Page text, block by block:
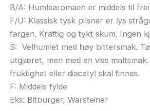
B/A: Humlearomaen er middels til
F/U: Klassisk tysk pilsner er lys
fargen. Kraftig og tykt skum. Ingen
S: Velhumlet med høy bittersmak.
utgjæret, men med en viss
fruktighet eller diacetyl skal finnes.
F: Middels fylde
Eks: Bitburger, Warsteiner